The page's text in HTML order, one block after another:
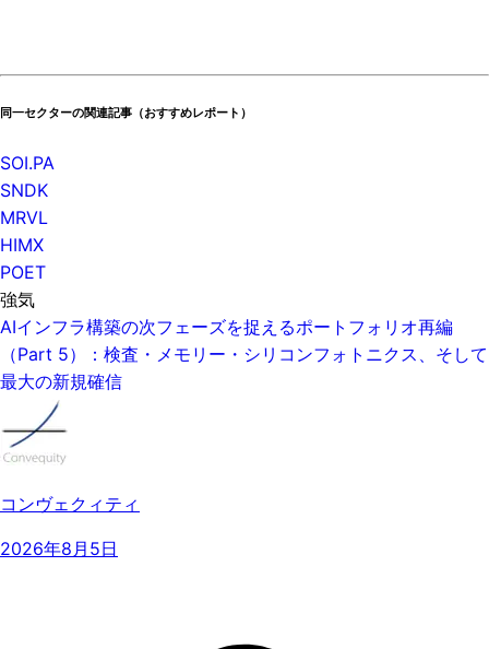
同一セクターの関連記事（おすすめレポート）
SOI.PA
SNDK
MRVL
HIMX
POET
強気
AIインフラ構築の次フェーズを捉えるポートフォリオ再編
（Part 5）：検査・メモリー・シリコンフォトニクス、そして
最大の新規確信
コンヴェクィティ
2026年8月5日